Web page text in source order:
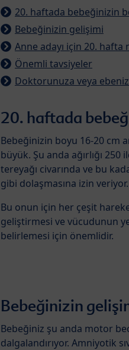
20. haftada bebeğinizin
Bebeğinizin gelişimi
Anne adayı için 20. hafta
Önemli tavsiyeler
Doktorunuza veya
20. haftada
Bebeğinizin boyu 16-20 cm
büyük. Şu anda ağırlığı
tereyağı civarında ve bu
gibi dolaşmasına izin veriyor.
Bu onun için her çeşit
geliştirmesi ve vücudunun
belirlemesi için önemlidir.
Bebeğinizin
Bebeğiniz şu anda motor
dalgalandırıyor. Amniyotik